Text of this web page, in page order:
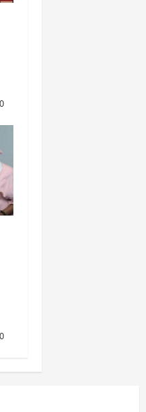
0
0